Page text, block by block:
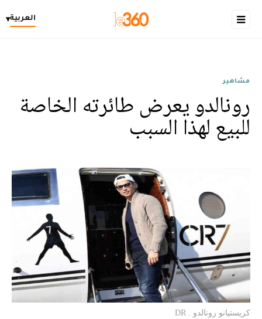
العربية▾
مشاهير
رونالدو يعرض طائرته الخاصة
للبيع لهذا السبب
كريستيانو رونالدو . DR